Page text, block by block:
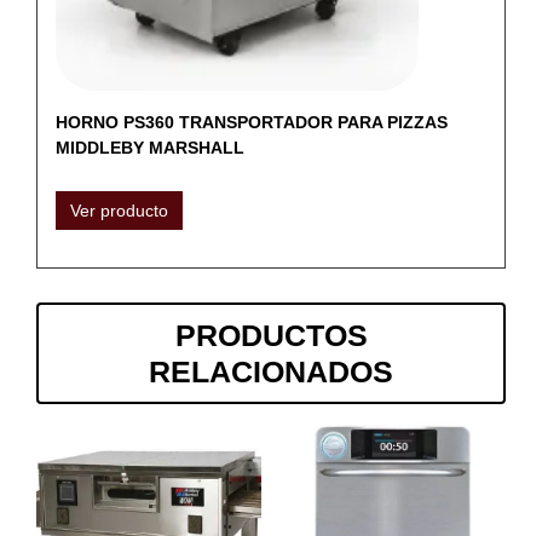
HORNO PS360 TRANSPORTADOR PARA PIZZAS
MIDDLEBY MARSHALL
Ver producto
PRODUCTOS
RELACIONADOS